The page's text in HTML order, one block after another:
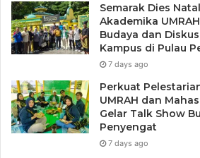
Semarak Dies
Akademika
Budaya dan
Kampus di Pulau
7 days ago
Perkuat
UMRAH dan
Gelar Talk Show
Penyengat
7 days ago